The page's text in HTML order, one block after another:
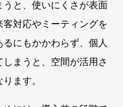
と、使いにくさが表面
対応やミーティングを
にもかかわらず、個人
まうと、空間が活用さ
ます。